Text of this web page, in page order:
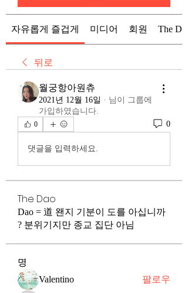
자유롭게 즐겁게 미디어 회원 The Dao
뒤로
월궁항아원츄
2021년 12월 16일 · 님이 그룹에
가입하였습니다.
0 0
댓글을 입력하세요.
The Dao
Dao = 道 왠지 기분이 도를 아십니까
? 분위기지만 종교 집단 아님
명
Valentino 팔로우